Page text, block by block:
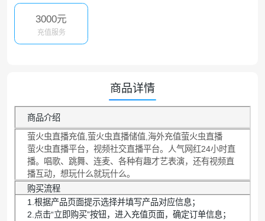
3000元
充值服务
商品详情
商品介绍
萤火虫直播充值,萤火虫直播储值,海外充值萤火虫直播
萤火虫直播平台，视频社交直播平台。人气网红24小时直
播。唱歌、跳舞、连麦、各种有趣才艺表演，还有视频直
播互动，想玩什么就玩什么。
购买流程
1.根据产品页面提示选择并填写产品对应信息；
2.点击“立即购买”按钮，进入充值页面，确定订单信息；